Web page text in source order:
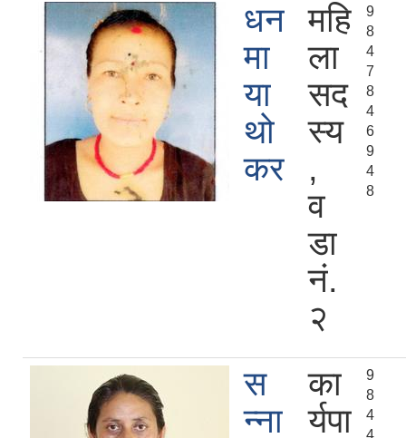
धन
मा
या
थो
कर
महि
ला
सद
स्य
,
व
डा
नं.
२
9
8
4
7
8
4
6
9
4
8
स
न्ना
का
र्यपा
9
8
4